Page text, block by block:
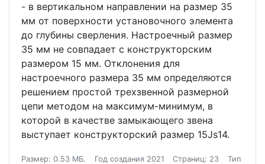
- в вертикальном направлении на размер 35
мм от поверхности установочного элемента
до глубины сверления. Настроечный размер
35 мм не совпадает с конструкторским
размером 15 мм. Отклонения для
настроечного размера 35 мм определяются
решением простой трехзвенной размерной
цепи методом на максимум-минимум, в
которой в качестве замыкающего звена
выступает конструкторский размер 15Js14.
Размер: 0.53 МБ. Год создания 2021 Страниц: 23
Тип